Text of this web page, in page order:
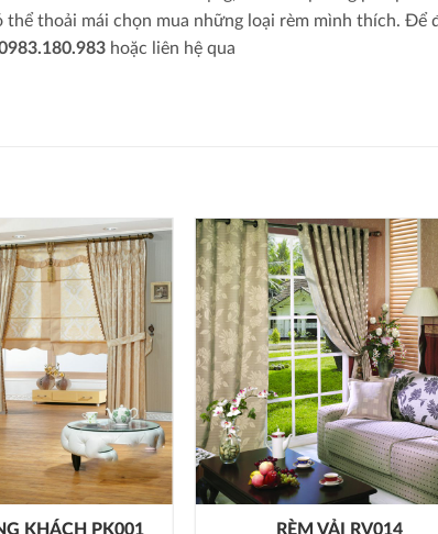
thể thoải mái chọn mua những loại rèm mình thích. Để
hoặc liên hệ qua
KHÁCH PK001 RÈM VẢI RV014